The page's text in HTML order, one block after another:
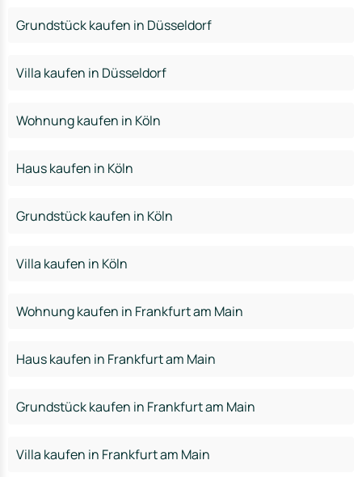
Grundstück kaufen in Düsseldorf
Villa kaufen in Düsseldorf
Wohnung kaufen in Köln
Haus kaufen in Köln
Grundstück kaufen in Köln
Villa kaufen in Köln
Wohnung kaufen in Frankfurt am Main
Haus kaufen in Frankfurt am Main
Grundstück kaufen in Frankfurt am Main
Villa kaufen in Frankfurt am Main